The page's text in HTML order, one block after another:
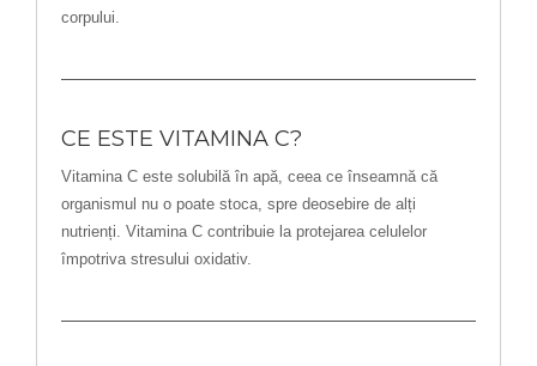
corpului.
CE ESTE VITAMINA C?
Vitamina C este solubilă în apă, ceea ce înseamnă că
organismul nu o poate stoca, spre deosebire de alți
nutrienți. Vitamina C contribuie la protejarea celulelor
împotriva stresului oxidativ.